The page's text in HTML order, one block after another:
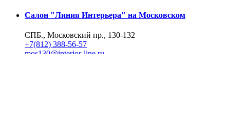
Салон "Линия Интерьера" на Московском
СПБ., Московский пр., 130-132
+7(812) 388-56-57
mos130@interior-line.ru